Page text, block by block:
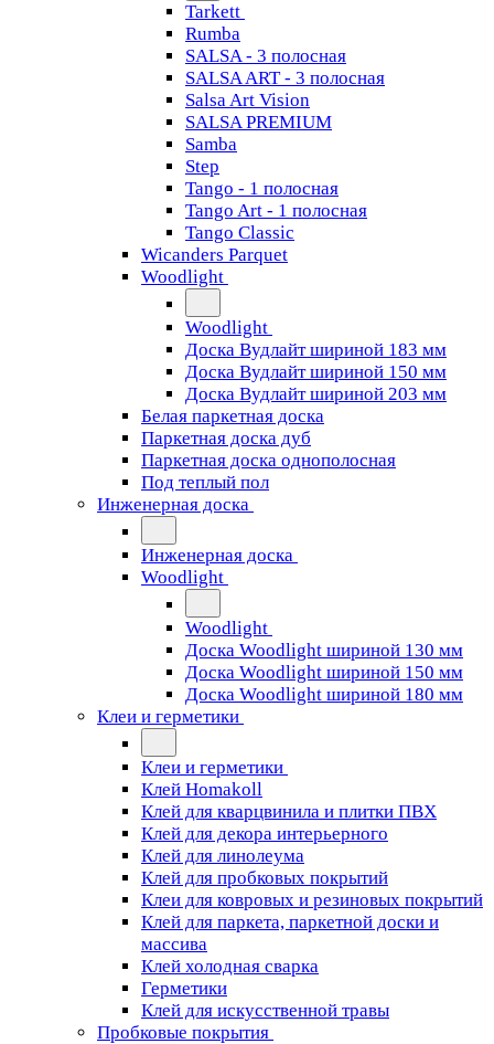
Tarkett
Rumba
SALSA - 3 полосная
SALSA ART - 3 полосная
Salsa Art Vision
SALSA PREMIUM
Samba
Step
Tango - 1 полосная
Tango Art - 1 полосная
Tango Classiс
Wicanders Parquet
Woodlight
Woodlight
Доска Вудлайт шириной 183 мм
Доска Вудлайт шириной 150 мм
Доска Вудлайт шириной 203 мм
Белая паркетная доска
Паркетная доска дуб
Паркетная доска однополосная
Под теплый пол
Инженерная доска
Инженерная доска
Woodlight
Woodlight
Доска Woodlight шириной 130 мм
Доска Woodlight шириной 150 мм
Доска Woodlight шириной 180 мм
Клеи и герметики
Клеи и герметики
Клей Homakoll
Клей для кварцвинила и плитки ПВХ
Клей для декора интерьерного
Клей для линолеума
Клей для пробковых покрытий
Клеи для ковровых и резиновых покрытий
Клей для паркета, паркетной доски и
массива
Клей холодная сварка
Герметики
Клей для искусственной травы
Пробковые покрытия